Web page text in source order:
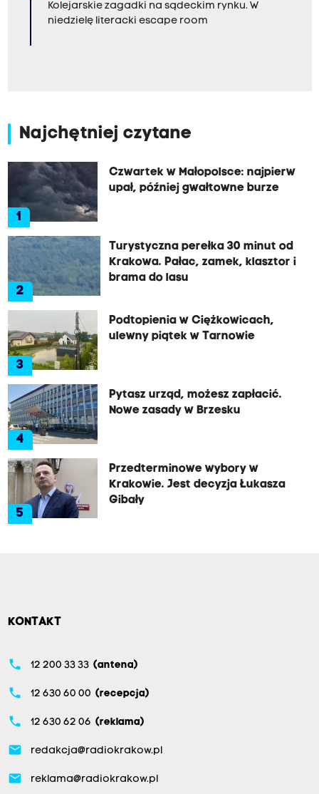
Kolejarskie zagadki na sądeckim rynku. W
niedzielę literacki escape room
Najchętniej czytane
1
Czwartek w Małopolsce: najpierw
upał, później gwałtowne burze
2
Turystyczna perełka 30 minut od
Krakowa. Pałac, zamek, klasztor i
brama do lasu
3
Podtopienia w Ciężkowicach,
ulewny piątek w Tarnowie
4
Pytasz urząd, możesz zapłacić.
Nowe zasady w Brzesku
5
Przedterminowe wybory w
Krakowie. Jest decyzja Łukasza
Gibały
KONTAKT
phone 12 200 33 33 (antena)
phone 12 630 60 00 (recepcja)
phone 12 630 62 06 (reklama)
email redakcja@radiokrakow.pl
email reklama@radiokrakow.pl